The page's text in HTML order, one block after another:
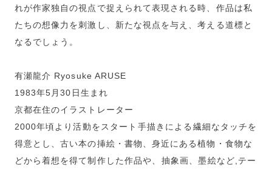
れが作家独自の視点で捉えられて表現される時、作品は私
たちの想像力を刺激し、新たな視点を与え、考える道標と
なるでしょう。
有瀬龍介 Ryosuke ARUSE
1983年5月30日生まれ
京都在住のイラストレーター
2000年頃より活動をスタート 手描きによる繊細なタッチを
得意とし、古い本の挿絵・書物、身近にある植物・食物な
どから着想を得て制作した作品や、 抽象画、墨絵など,テー